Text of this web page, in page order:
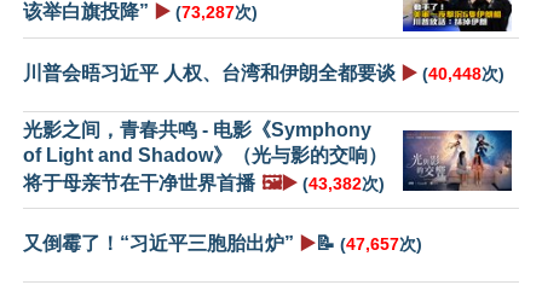
该举白旗投降” ▶️ (73,287次)
川普会晤习近平 人权、台湾和伊朗全都要谈 ▶️ (40,448次)
光影之间，青春共鸣 - 电影《Symphony
of Light and Shadow》（光与影的交响）
将于母亲节在干净世界首播 🖼️▶️ (43,382次)
又倒霉了！“习近平三胞胎出炉” ▶️📝 (47,657次)